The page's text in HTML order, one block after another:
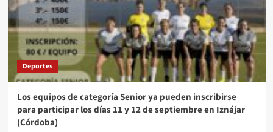
Deportes
Los equipos de categoría Senior ya pueden inscribirse
para participar los días 11 y 12 de septiembre en Iznájar
(Córdoba)